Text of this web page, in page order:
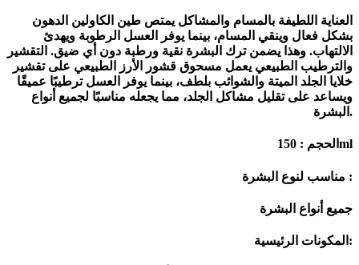
العناية اللطيفة بالمسام والمشاكل يمتص طين الكاولين الدهون
بشكل فعال وينقي المسام، بينما يوفر العسل الرطوبة ويهدئ
الالتهاب. وهذا يضمن ترك البشرة نقية ورطبة دون أي ضيق. التقشير
والترطيب الطبيعي يعمل مسحوق قشور الأرز الطبيعي على تقشير
خلايا الجلد الميتة والشوائب بلطف، بينما يوفر العسل ترطيبًا عميقًا
ويساعد على تقليل مشاكل الجلد، مما يجعله مناسبًا لجميع أنواع
البشرة.
الحجم : 150ml
مناسب لنوع البشرة :
جميع أنواع البشرة
المكونات الرئيسية: